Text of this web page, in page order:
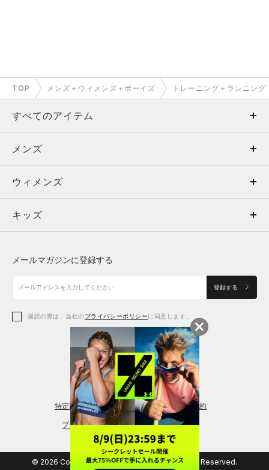
TOP メンズ＋ウィメンズ＋ボーイズ トレーニング＋ランニング
すべてのアイテム
メンズ
ウィメンズ
キッズ
アクセサリー
メンズ
トップス
ボトムス
アクセサリー
ウィメンズ
トップス
シューズ
アクセサリー
レギンス＆タイツ
キッズ
シューズ
メールマガジンに登録する
登録する
購読の際は、当社のプライバシーポリシーに同意します。
特定商取引法に基づく通販の表記 会員規約
プライバシーポリシー
© 2026 Copyright DOME Corporation. All Rights Reserved.